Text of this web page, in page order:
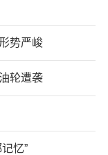
势严峻
轮遭袭
忆”